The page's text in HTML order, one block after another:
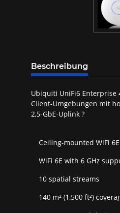
Beschreibung
Ubiquiti UniFi6 Enterprise
Client-Umgebungen mit
2,5-GbE-Uplink ?
Ceiling-mounted WiFi
WiFi 6E with 6 GHz
10 spatial streams
140 m² (1,500 ft²)